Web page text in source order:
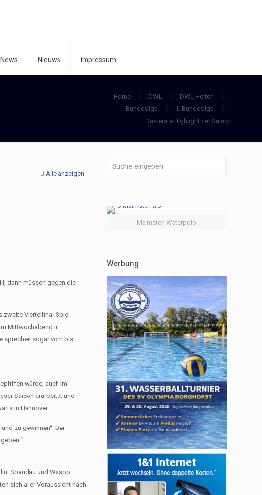
News Nieuws Impressum
Home DWL
DWL Herren
Bundesliga
1. Bundesliga
Das erste Highlight der Saison
Alle anzeigen
dann müssen gegen die
zweite Viertelfinal-Spiel
Mittwochabend in
sprechen sogar vom bis
würde, auch im
Saison erarbeitet und
in Hannover.
zu gewinnen“. Der
Spandau und Waspo
sich aller Voraussicht nach
Malmsten Waterpolo
Werbung